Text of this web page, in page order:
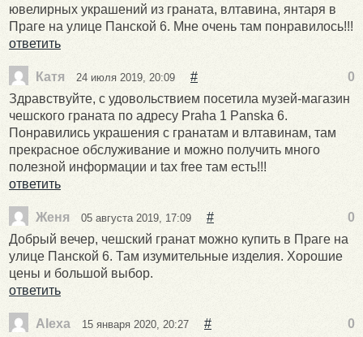
ювелирных украшений из граната, влтавина, янтаря в
Праге на улице Панской 6. Мне очень там понравилось!!!
ответить
Катя 24 июля 2019, 20:09 #
0
Здравствуйте, с удовольствием посетила музей-магазин
чешского граната по адресу Praha 1 Panska 6.
Понравились украшения с гранатам и влтавинам, там
прекрасное обслуживание и можно получить много
полезной информации и tax free там есть!!!
ответить
Женя 05 августа 2019, 17:09 #
0
Добрый вечер, чешский гранат можно купить в Праге на
улице Панской 6. Там изумительные изделия. Хорошие
цены и большой выбор.
ответить
Alexa 15 января 2020, 20:27 # 0